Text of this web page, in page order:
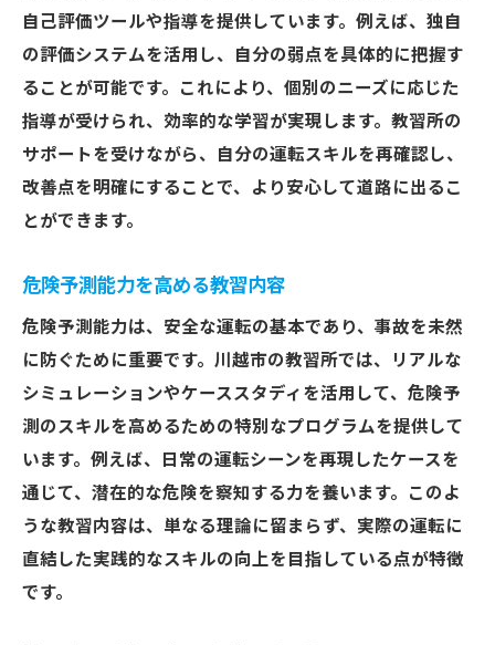
自己評価ツールや指導を提供しています。例えば、独自
の評価システムを活用し、自分の弱点を具体的に把握す
ることが可能です。これにより、個別のニーズに応じた
指導が受けられ、効率的な学習が実現します。教習所の
サポートを受けながら、自分の運転スキルを再確認し、
改善点を明確にすることで、より安心して道路に出るこ
とができます。
危険予測能力を高める教習内容
危険予測能力は、安全な運転の基本であり、事故を未然
に防ぐために重要です。川越市の教習所では、リアルな
シミュレーションやケーススタディを活用して、危険予
測のスキルを高めるための特別なプログラムを提供して
います。例えば、日常の運転シーンを再現したケースを
通じて、潜在的な危険を察知する力を養います。このよ
うな教習内容は、単なる理論に留まらず、実際の運転に
直結した実践的なスキルの向上を目指している点が特徴
です。